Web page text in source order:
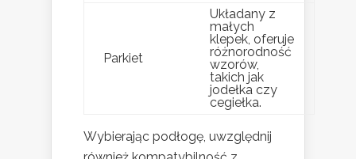
Parkiet
Układany z
małych
klepek, oferuje
różnorodność
wzorów,
takich jak
jodełka czy
cegiełka.
Wybierając podłogę, uwzględnij